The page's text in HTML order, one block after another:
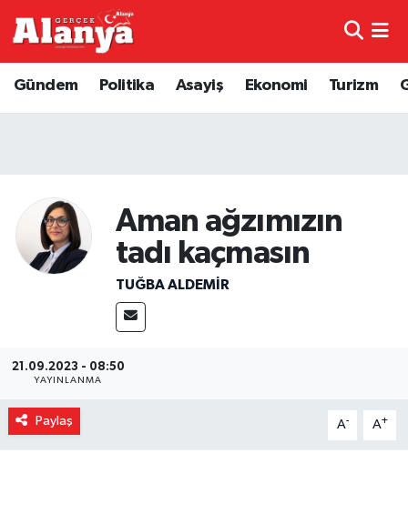
Gündem Politika Asayiş Ekonomi Turizm
Aman ağzımızın
tadı kaçmasın
TUĞBA ALDEMIR
21.09.2023 - 08:50
YAYINLANMA
Paylaş A- A+
Genel
Bilim ve Teknoloji
Bölge
Gizlilik İlkeleri - Privacy Policy
Trafik Durumu
Tüm Manşetler
Son Dakika Haberleri
Haber Arşivi